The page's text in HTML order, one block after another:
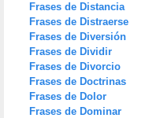
Frases de Distancia
Frases de Distraerse
Frases de Diversión
Frases de Dividir
Frases de Divorcio
Frases de Doctrinas
Frases de Dolor
Frases de Dominar